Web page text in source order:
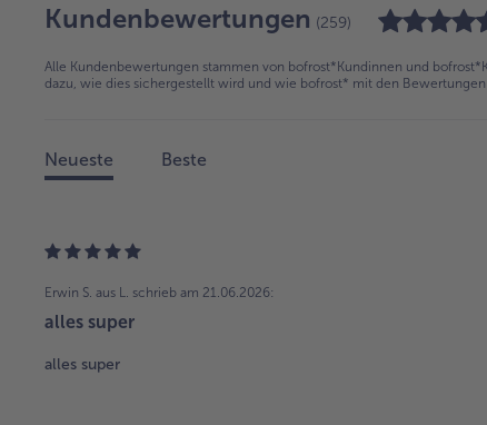
Kundenbewertungen (259)
Alle Kundenbewertungen stammen von bofrost*Kundinnen und
dazu, wie dies sichergestellt wird und wie bofrost* mit den
Neueste Beste
Erwin S. aus L. schrieb am 21.06.2026:
alles super
alles super